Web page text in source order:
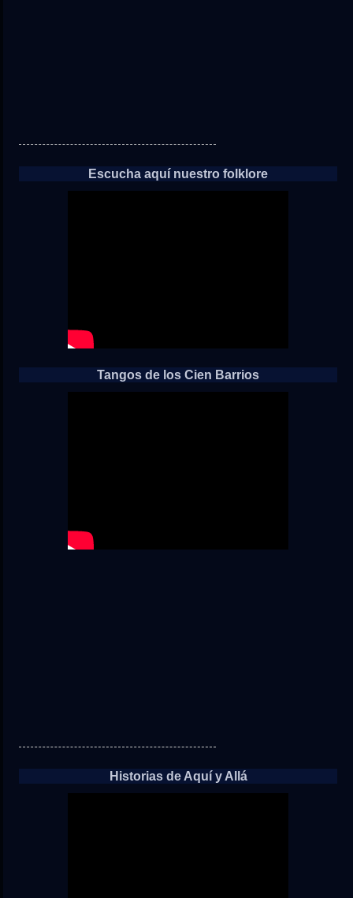
Escucha aquí nuestro folklore
Tangos de los Cien Barrios
Historias de Aquí y Allá